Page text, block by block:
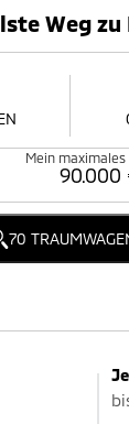
Weg
Mein
70